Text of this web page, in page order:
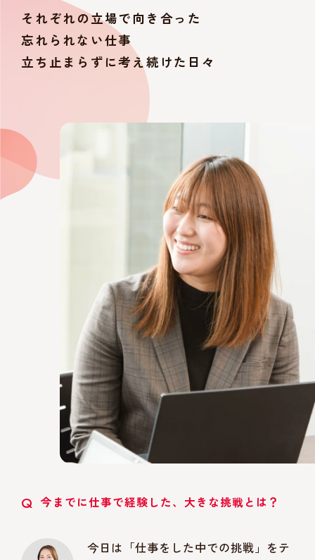
それぞれの立場で向き合った
忘れられない仕事
立ち止まらずに考え続けた日々
Q 今までに仕事で経験した、大きな挑戦とは？
今日は「仕事をした中での挑戦」をテ